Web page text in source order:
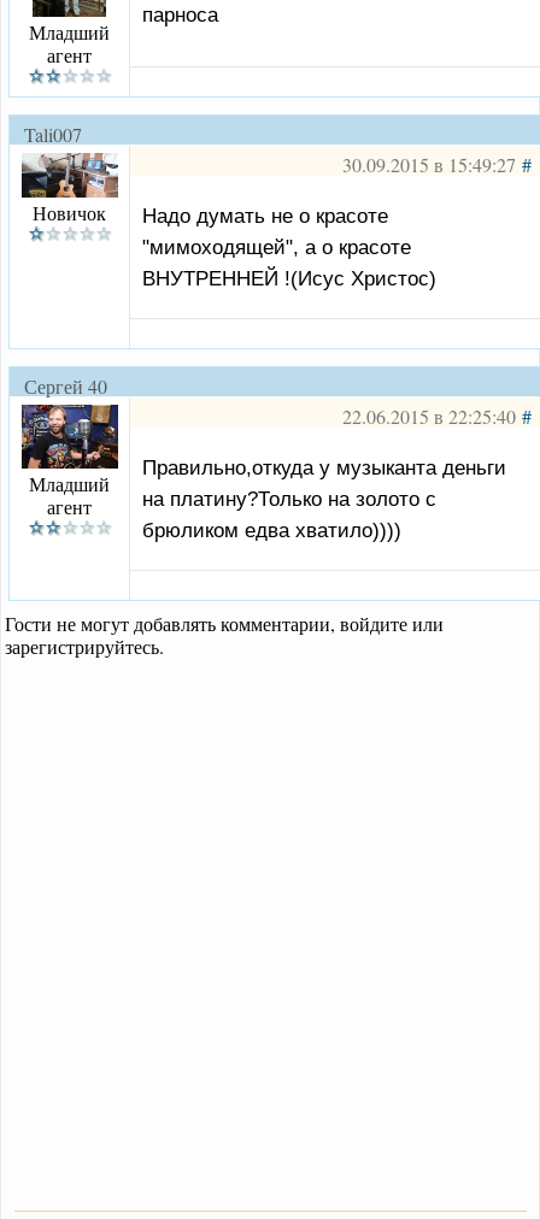
Младший
агент
парноса
Tali007
30.09.2015 в 15:49:27 #
Новичок
Надо думать не о красоте
"мимоходящей", а о красоте
ВНУТРЕННЕЙ !(Исус Христос)
Сергей 40
22.06.2015 в 22:25:40 #
Младший
агент
Правильно,откуда у музыканта деньги
на платину?Только на золото с
брюликом едва хватило))))
Гости не могут добавлять комментарии, войдите или
зарегистрируйтесь.